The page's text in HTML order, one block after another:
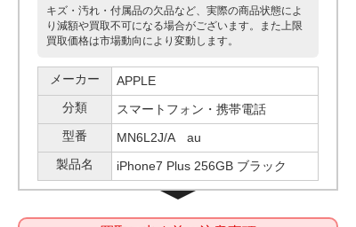
キズ・汚れ・付属品の欠品など、実際の商品状態によ
り減額や買取不可になる場合がございます。また上限
買取価格は市場動向により変動します。
メーカー
APPLE
分類
スマートフォン・携帯電話
型番
MN6L2J/A au
製品名
iPhone7 Plus 256GB ブラック